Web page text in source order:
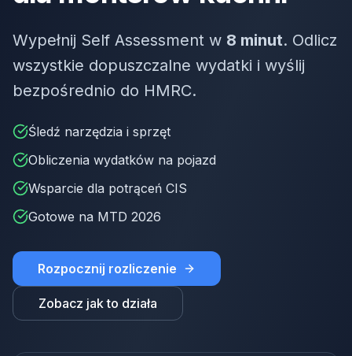
Wypełnij Self Assessment w 8 minut. Odlicz
wszystkie dopuszczalne wydatki i wyślij
bezpośrednio do HMRC.
Śledź narzędzia i sprzęt
Obliczenia wydatków na pojazd
Wsparcie dla potrąceń CIS
Gotowe na MTD 2026
Rozpocznij rozliczenie
Zobacz jak to działa